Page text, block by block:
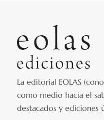
La editorial EOLAS
como medio hacia el
destacados y ediciones